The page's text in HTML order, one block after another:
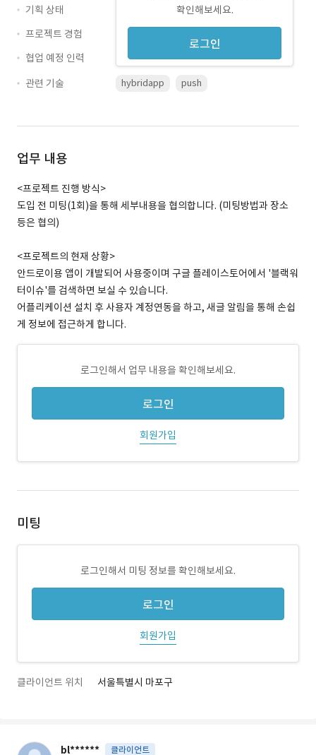
확인해보세요.
로그인
기획 상태
프로젝트 경험
협업 예정 인력
관련 기술
hybridapp push
업무 내용
<프로젝트 진행 방식>
도입 전 미팅(1회)을 통해 세부내용을 협의합니다. (미팅방법과 장소
등은 협의)
<프로젝트의 현재 상황>
안드로이용 앱이 개발되어 사용중이며 구글 플레이스토어에서 '블랙워
터이슈'를 검색하면 보실 수 있습니다.
어플리케이션 설치 후 사용자 계정연동을 하고, 새글 알림을 통해 손쉽
게 정보에 접근하게 합니다.
로그인해서 업무 내용을 확인해보세요.
로그인
회원가입
미팅
로그인해서 미팅 정보를 확인해보세요.
로그인
회원가입
클라이언트 위치 서울특별시 마포구
bl****** 클라이언트